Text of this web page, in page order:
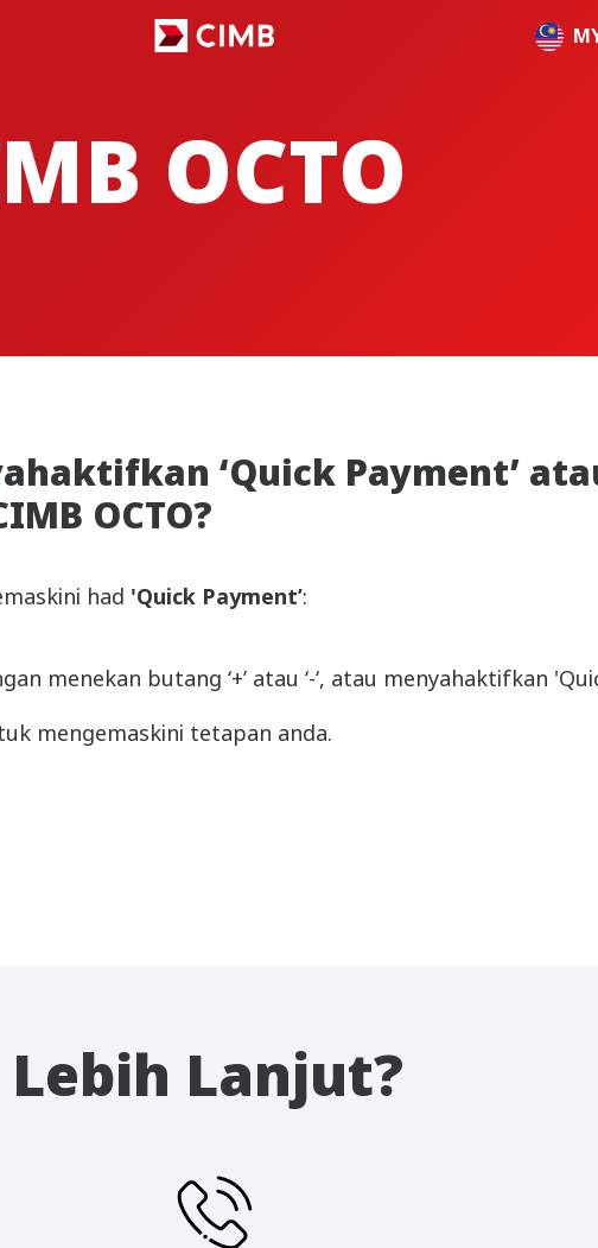
OCTO
‘Quick Payment’
OCTO?
had 'Quick Payment’:
menekan butang ‘+’ atau ‘-‘, atau menyahaktifkan
mengemaskini tetapan anda.
Lanjut?